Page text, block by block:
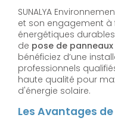
SUNALYA
et son engagement à
énergétiques
de pose de
bénéficiez d’une
professionnels
haute qualité pour
d'énergie solaire.
Les Avantages